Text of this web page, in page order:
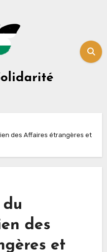
des Affaires étrangères et
du
des
et